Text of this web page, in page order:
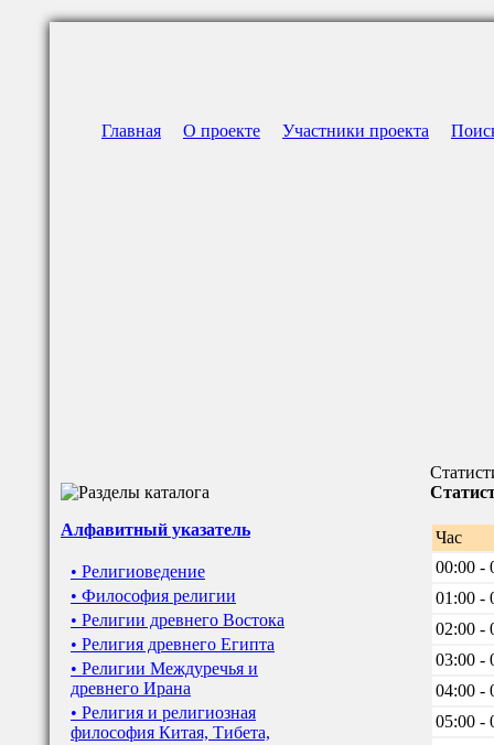
Главная О проекте Участники проекта
Алфавитный указатель
• Религиоведение
• Философия религии
• Религии древнего Востока
• Религия древнего Египта
• Религии Междуречья и
древнего Ирана
• Религия и религиозная
философия Китая, Тибета,
Час
00:00 -
01:00 -
02:00 -
03:00 -
04:00 -
05:00 -